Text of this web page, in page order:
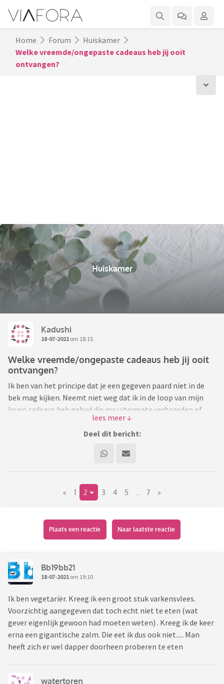
Home Forum
Huiskamer
Welke vreemde/ongepaste cadeaus heb jij ooit
ontvangen?
Huiskamer
Kadushi
18-07-2021 om 18:15
Welke vreemde/ongepaste cadeaus heb jij ooit
ontvangen?
Ik ben van het principe dat je een gegeven paard niet in de
bek mag kijken. Neemt niet weg dat ik in de loop van mijn
leven cadeaus heb gehad die me uitermate verbaasden of
waardoor ik mijn gezicht nog net in de plooi kon houden tot
na het uitzwaaien. Of die ik al griezelend na afloop in de kliko
Kennis kwam op mijn verjaardag aan met een hakpotje
zelfgemaakte vlierbessenjam. De lijmresten van het
originele etiket nog op het potje met daarover heen een
vlierbessenjam 2016. Het was 2019. De spinazieresten zaten
nog in de groeven van het dekseltje bleek toen ik het
naderhand openschroefde, benieuwd als ik was over de
Zelfgemaakte jam etc, super! Maar niet zo toch? Ben
Deel dit bericht:
« 1 2 3 4 5 7 »
Plaats een reactie Naar laatste reactie
Bb19bb21
18-07-2021 om 19:10
Ik ben vegetariër. Kreeg ik een groot stuk varkensvlees.
Voorzichtig aangegeven dat toch echt niet te eten (wat
gever eigenlijk gewoon had moeten weten) . Kreeg ik de keer
erna een gigantische zalm. Die eet ik dus ook niet..... Man
heeft zich er wel dapper doorheen proberen te eten
watertoren